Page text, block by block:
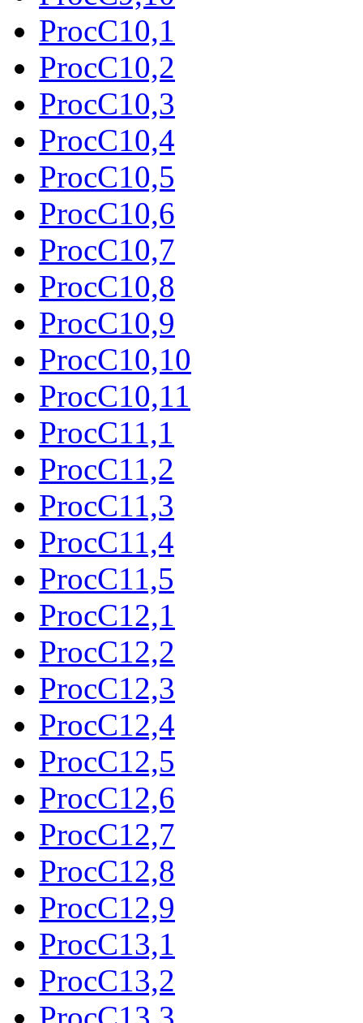
ProcC10,1
ProcC10,2
ProcC10,3
ProcC10,4
ProcC10,5
ProcC10,6
ProcC10,7
ProcC10,8
ProcC10,9
ProcC10,10
ProcC10,11
ProcC11,1
ProcC11,2
ProcC11,3
ProcC11,4
ProcC11,5
ProcC12,1
ProcC12,2
ProcC12,3
ProcC12,4
ProcC12,5
ProcC12,6
ProcC12,7
ProcC12,8
ProcC12,9
ProcC13,1
ProcC13,2